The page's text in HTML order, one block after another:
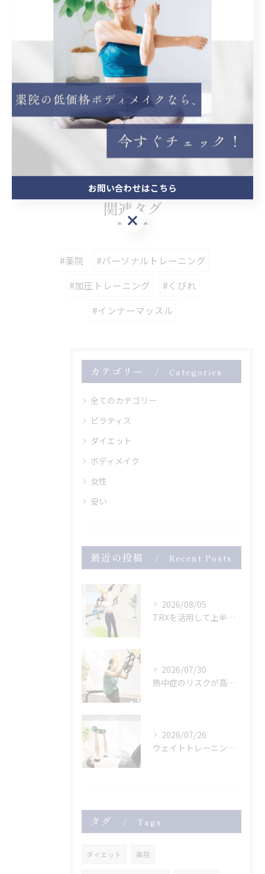
院大通駅（動植物園口）から徒歩4分、薬院駅から徒歩8
分と、駅からのアクセスも抜群となっておりますので、
筋トレやダイエットをお考えの方はお気軽にご利用くだ
ボディメイクを薬院でサポート薬院でピラティスクラス
を開講薬院で効率的なダイエットを提案
ボディメイク ピラティス ダイエット
一覧に戻る 次のページ >
関連タグ
#薬院
#パーソナルトレーニング
#加圧トレーニング
#くびれ
#インナーマッスル
カテゴリー Categories
全てのカテゴリー
ピラティス
ダイエット
ボディメイク
女性
安い
最近の投稿 Recent Posts
2026/08/05
TRXを活用して上半身のトレーニング
2026/07/30
熱中症のリスクが高まっている危険な暑さ。
2026/07/26
ウェイトトレーニングも
タグ Tags
ダイエット 薬院
お問い合わせはこちら
お問い合わせはこちら